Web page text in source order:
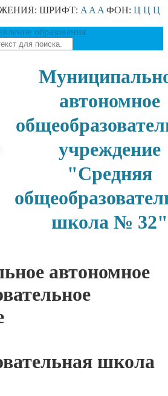
ШРИФТ: A A A ФОН: Ц Ц Ц
образования
автономное
учреждение
"Средняя
школа № 32"
автономное
школа